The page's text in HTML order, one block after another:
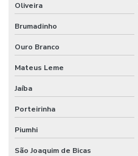
Oliveira
Brumadinho
Ouro Branco
Mateus Leme
Jaíba
Porteirinha
Piumhi
São Joaquim de Bicas